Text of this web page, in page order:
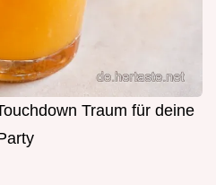
Traum für deine